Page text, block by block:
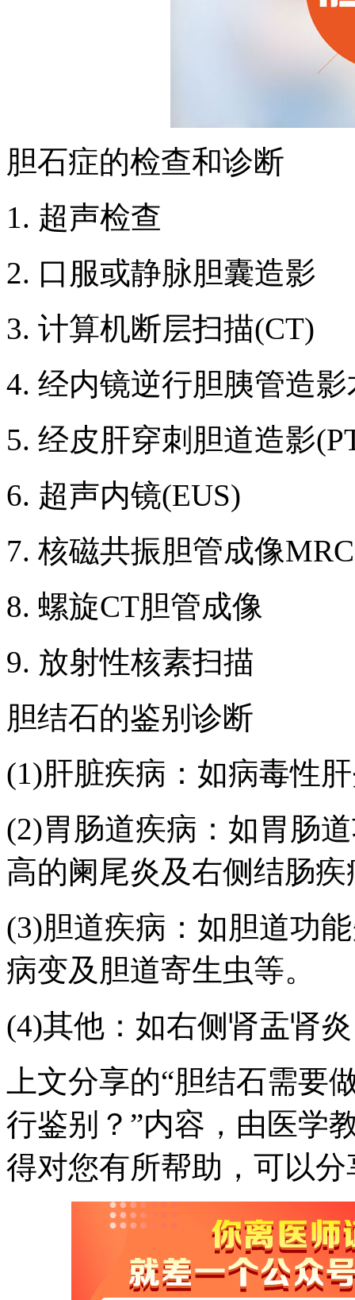
胆石症的检查和诊断
1. 超声检查
2. 口服或静脉胆囊造影
3. 计算机断层扫描(CT)
4. 经内镜逆行胆胰管造影
5. 经皮肝穿刺胆道造影
6. 超声内镜(EUS)
7. 核磁共振胆管成像
8. 螺旋CT胆管成像
9. 放射性核素扫描
胆结石的鉴别诊断
(1)肝脏疾病：如病毒性
(2)胃肠道疾病：如胃肠
高的阑尾炎及右侧结肠疾
(3)胆道疾病：如胆道功
病变及胆道寄生虫等。
(4)其他：如右侧肾盂肾
上文分享的“胆结石需要
行鉴别？”内容，由医学
得对您有所帮助，可以